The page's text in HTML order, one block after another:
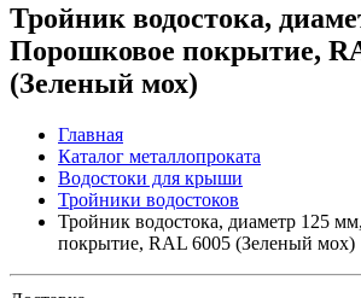
Тройник водостока,
Порошковое покрытие,
(Зеленый мох)
Главная
Каталог металлопроката
Водостоки для крыши
Тройники водостоков
Тройник водостока, диаметр 125
покрытие, RAL 6005 (Зеленый мох)